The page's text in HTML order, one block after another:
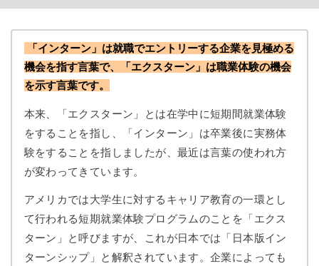
「インターン」は就職でエントリーする企業を見極める
機会を指す言葉で、「エクスターン」は職業体験の機会
を示す言葉です。
本来、「エクスターン」とは在学中に短期間就業体験
をすることを指し、「インターン」は卒業後に実務体
験をすることを指しましたが、最近は言葉の使われ方
が変わってきています。
アメリカでは大学生に対するキャリア教育の一環とし
て行われる短期就業体験プログラムのことを「エクス
ターン」
と呼びますが、これが日本では「日本版イン
ターンシップ」と解釈されています。企業によっても